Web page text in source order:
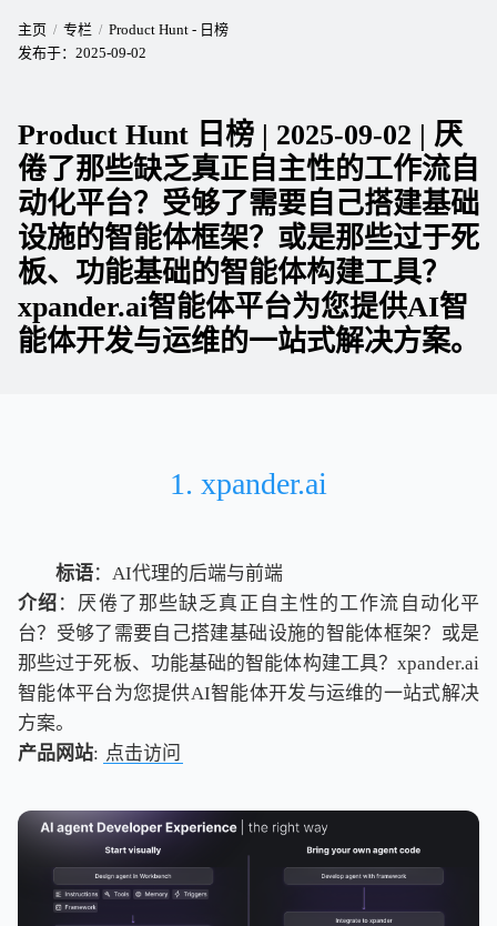
主页 专栏
Product Hunt - 日榜
发布于： 2025-09-02
Product Hunt 日榜 | 2025-09-02 | 厌
倦了那些缺乏真正自主性的工作流自
动化平台？受够了需要自己搭建基础
设施的智能体框架？或是那些过于死
板、功能基础的智能体构建工具？
xpander.ai智能体平台为您提供AI智
能体开发与运维的一站式解决方案。
1. xpander.ai
标语：AI代理的后端与前端
介绍 ：厌倦了那些缺乏真正自主性的工作流自动化平
台？受够了需要自己搭建基础设施的智能体框架？或是
那些过于死板、功能基础的智能体构建工具？xpander.ai
智能体平台为您提供AI智能体开发与运维的一站式解决
方案。
产品网站: 点击访问